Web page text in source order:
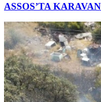
ASSOS’TA